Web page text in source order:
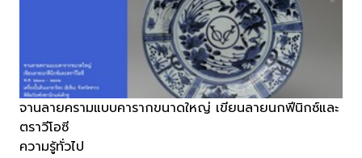
จานลายครามแบบคารากขนาดใหญ่ เขียนลายนกฟีนิกซ์และ
ตราวีโอซี
ความรู้ทั่วไป